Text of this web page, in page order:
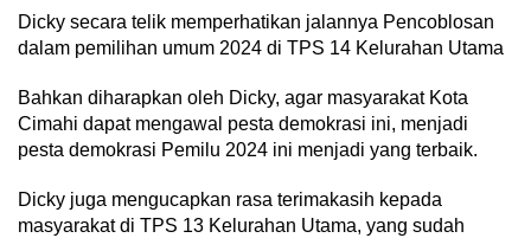
Dicky secara telik memperhatikan jalannya Pencoblosan
dalam pemilihan umum 2024 di TPS 14 Kelurahan Utama
Bahkan diharapkan oleh Dicky, agar masyarakat Kota
Cimahi dapat mengawal pesta demokrasi ini, menjadi
pesta demokrasi Pemilu 2024 ini menjadi yang terbaik.
Dicky juga mengucapkan rasa terimakasih kepada
masyarakat di TPS 13 Kelurahan Utama, yang sudah